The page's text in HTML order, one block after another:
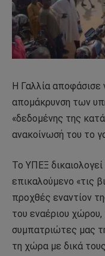
Η Γαλλία αποφάσισε
απομάκρυνση των
«δεδομένης της
ανακοίνωσή του το
Το ΥΠΕΞ
επικαλούμενο «τις
προχθές εναντίον
του εναέριου
συμπατριώτες μας
τη χώρα με δικά